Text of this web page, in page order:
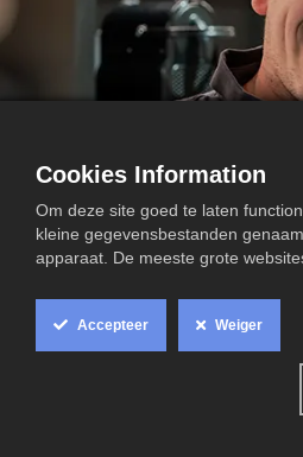
Klinken deze
Cookies Information
Om deze site goed te laten
kleine gegevensbestanden
apparaat. De meeste grote
Accepteer Weiger